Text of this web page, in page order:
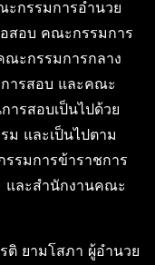
กรรมการอำนวย
สอบ คณะกรรมการ
ณะกรรมการกลาง
ารสอบ และคณะ
ารสอบเป็นไปด้วย
ม และเป็นไปตาม
รมการข้าราชการ
และสำนักงานคณะ
ติ ยามโสภา ผู้อำนวย